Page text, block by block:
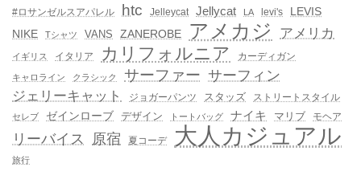
#ロサンゼルスアパレル
htc Jelleycat Jellycat LA levi's
LEVIS
NIKE
Tシャツ VANS ZANEROBE アメカジ アメリカ
イギリス イタリア カリフォルニア カーディガン
キャロライン クラシック サーファー サーフィン
ジェリーキャット
ジョガーパンツ スタッズ ストリートスタイル
セレブ ゼインローブ デザイン トートバッグ ナイキ マリブ モヘア
リーバイス 原宿 夏コーデ 大人カジュアル
旅行